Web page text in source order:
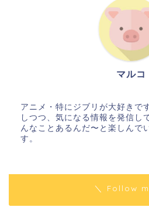
マルコ
アニメ・特にジブリが大好きで
しつつ、気になる情報を発信し
んなことあるんだ〜と楽しんで
す。
＼ Follow